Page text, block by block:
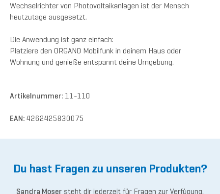
Wechselrichter von Photovoltaikanlagen ist der Mensch
heutzutage ausgesetzt.
Die Anwendung ist ganz einfach:
Platziere den ORGANO Mobilfunk in deinem Haus oder
Wohnung und genieße entspannt deine Umgebung.
Artikelnummer: 11-110
EAN: 4262425830075
Du hast Fragen zu unseren Produkten?
Sandra Moser steht dir jederzeit für Fragen zur Verfügung.